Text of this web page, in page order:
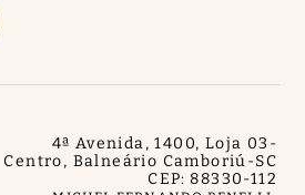
4ª Avenida, 1400, Loja 03 -
Centro, Balneário Camboriú-SC
CEP: 88330-112